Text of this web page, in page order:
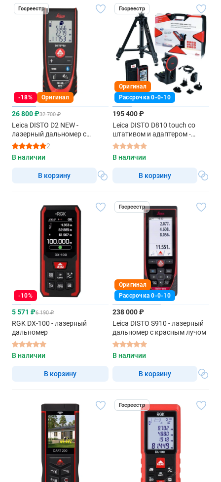
Госреестр
-18% Оригинал
26 800 ₽32 700 ₽
Leica DISTO D2 NEW -
лазерный дальномер с
красным лучом
2
В наличии
В корзину
Госреестр
Оригинал
Рассрочка 0-0-10
195 400 ₽
Leica DISTO D810 touch со
штативом и адаптером -
комплект
В наличии
В корзину
-10%
5 571 ₽6 190 ₽
RGK DX-100 - лазерный
дальномер
В наличии
В корзину
Госреестр
Оригинал
Рассрочка 0-0-10
238 000 ₽
Leica DISTO S910 - лазерный
дальномер с красным лучом
В наличии
В корзину
Госреестр